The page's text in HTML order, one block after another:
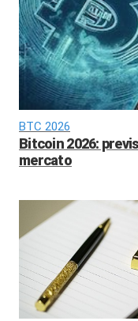
BTC 2026
Bitcoin 2026:
mercato